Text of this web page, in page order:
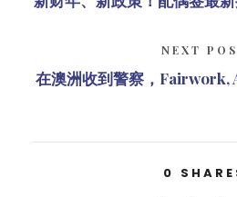
NEXT
在澳洲收到警察，Fairwork,
0